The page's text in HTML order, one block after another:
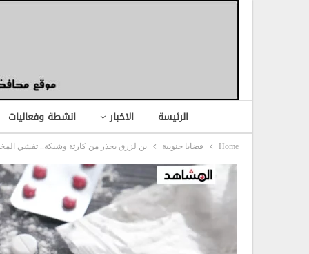
الرئيسة الاخبار انشطة وفعاليات
Home قضايا جنوبية بن لزرق يحذر من كارثة وشيكة.. تفشي